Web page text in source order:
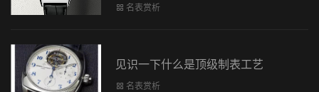
名表赏析
见识一下什么是顶级制表工艺
名表赏析